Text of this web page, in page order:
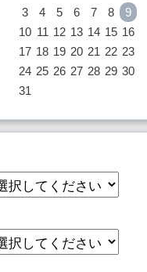
3
4 5 6 7 8
9
10 11 12 13 14 15 16
17 18 19 20 21 22 23
24 25 26 27 28 29 30
31